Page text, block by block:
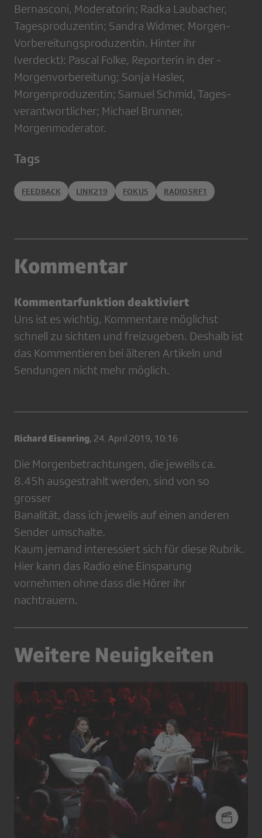
Bernasconi, Moderatorin; Radka Laubacher,
Tagesproduzentin; Sandra Widmer, Morgen-
Vorbereitungsproduzentin. Hinter ihr
(verdeckt): Pascal Folke, Reporterin in der ­
Morgenvorbereitung; Sonja Hasler,
Morgenproduzentin; Samuel Schmid, Tages­
verantwortlicher; Michael Brunner,
Morgenmoderator.
Tags
FEEDBACK LINK219 FOKUS RADIOSRF1
Kommentar
Kommentarfunktion deaktiviert
Uns ist es wichtig, Kommentare möglichst
schnell zu sichten und freizugeben. Deshalb ist
das Kommentieren bei älteren Artikeln und
Sendungen nicht mehr möglich.
Richard Eisenring, 24. April 2019, 10:16
Die Morgenbetrachtungen, die jeweils ca.
8.45h ausgestrahlt werden, sind von so
grosser
Banalität, dass ich jeweils auf einen anderen
Sender umschalte.
Kaum jemand interessiert sich für diese Rubrik.
Hier kann das Radio eine Einsparung
vornehmen ohne dass die Hörer ihr
nachtrauern.
Weitere Neuigkeiten